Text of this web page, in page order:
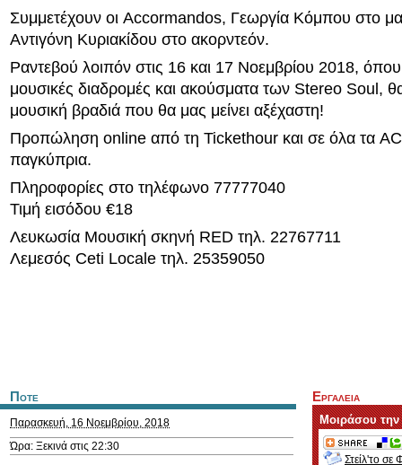
Συμμετέχουν οι Accormandos, Γεωργία Κόμπου στο
Αντιγόνη Κυριακίδου στο ακορντεόν.
Ραντεβού λοιπόν στις 16 και 17 Νοεμβρίου 2018,
μουσικές διαδρομές και ακούσματα των Stereo Soul,
μουσική βραδιά που θα μας μείνει αξέχαστη!
Προπώληση online από τη Tickethour και σε όλα τα
παγκύπρια.
Πληροφορίες στο τηλέφωνο 77777040
Τιμή εισόδου €18
Λευκωσία Μουσική σκηνή RED τηλ. 22767711
Λεμεσός Ceti Locale τηλ. 25359050
Ποτε
Παρασκευή, 16 Νοεμβρίου, 2018
Ώρα: Ξεκινά στις 22:30
Εργαλεια
Μοιράσου
Στείλ'το σε